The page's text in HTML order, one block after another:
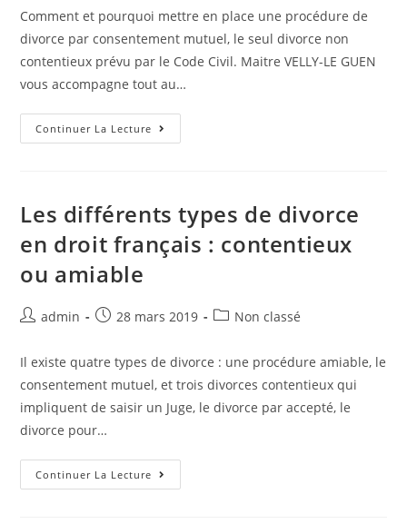
Comment et pourquoi mettre en place une procédure de
divorce par consentement mutuel, le seul divorce non
contentieux prévu par le Code Civil. Maitre VELLY-LE GUEN
vous accompagne tout au…
Continuer La Lecture
Les différents types de divorce
en droit français : contentieux
ou amiable
admin 28 mars 2019 Non classé
Il existe quatre types de divorce : une procédure amiable, le
consentement mutuel, et trois divorces contentieux qui
impliquent de saisir un Juge, le divorce par accepté, le
divorce pour…
Continuer La Lecture